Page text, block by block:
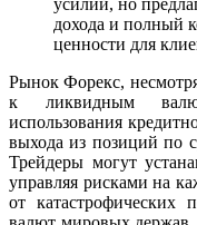
дохода и полный
ценности для
Рынок Форекс,
к ликвидным
использования
выхода из позиций по
Трейдеры могут
управляя рисками на
от катастрофических